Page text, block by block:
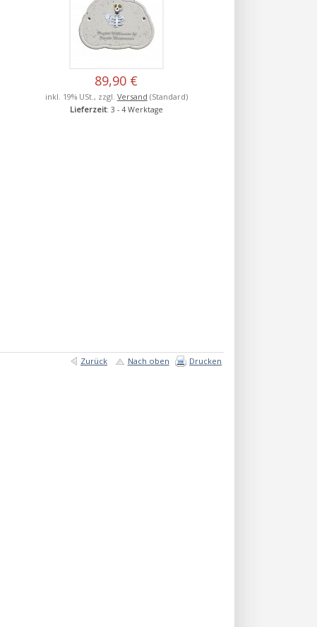
89,90 €
inkl. 19% USt., zzgl. Versand (Standard)
Lieferzeit: 3 - 4 Werktage
Zurück Nach oben Drucken